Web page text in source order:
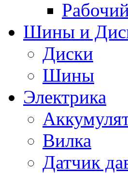
Шины и
Диски
Шины
Электрика
Вилка
Датчик